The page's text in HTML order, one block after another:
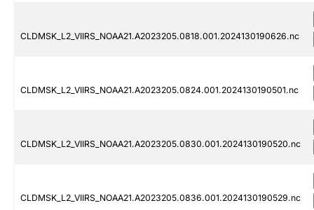
CLDMSK_L2_VIIRS_NOAA21.A2023205.0818.001.2024130190626.nc
CLDMSK_L2_VIIRS_NOAA21.A2023205.0824.001.2024130190501.nc
CLDMSK_L2_VIIRS_NOAA21.A2023205.0830.001.2024130190520.nc
CLDMSK_L2_VIIRS_NOAA21.A2023205.0836.001.2024130190529.nc